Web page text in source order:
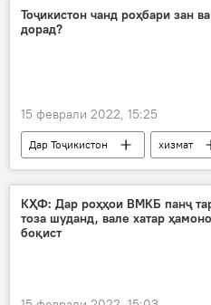
Тоҷикистон чанд роҳбари зан
дорад?
15 феврали 2022, 15:25
Дар Тоҷикистон хизмат
ҷавонон
занон
Ҷумахон Давлатов
КҲФ: Дар роҳҳои ВМКБ панҷ
тоза шуданд, вале хатар ҳамоно
боқист